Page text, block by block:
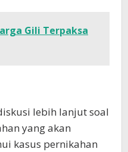
Gili Terpaksa
lebih lanjut soal
yang akan
kasus pernikahan